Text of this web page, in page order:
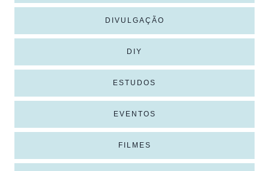
DIVULGAÇÃO
DIY
ESTUDOS
EVENTOS
FILMES